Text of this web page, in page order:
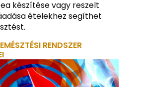
készítése vagy reszelt
ételekhez segíthet
RENDSZER